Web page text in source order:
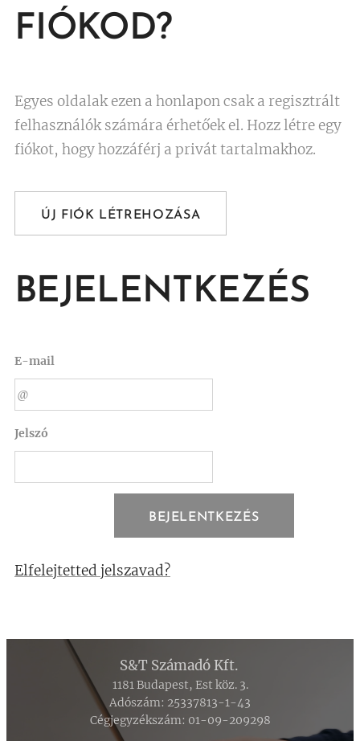
FIÓKOD?
Egyes oldalak ezen a honlapon csak a regisztrált
felhasználók számára érhetőek el. Hozz létre egy
fiókot, hogy hozzáférj a privát tartalmakhoz.
ÚJ FIÓK LÉTREHOZÁSA
BEJELENTKEZÉS
E-mail
Jelszó
BEJELENTKEZÉS
Elfelejtetted jelszavad?
S&T Számadó Kft.
1181 Budapest, Est köz. 3.
Adószám: 25337813-1-43
Cégjegyzékszám: 01-09-209298